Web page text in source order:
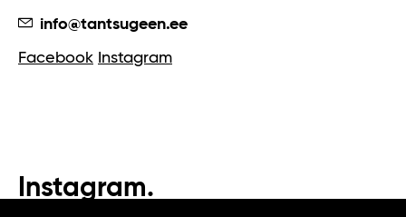
info@tantsugeen.ee
Facebook Instagram
Instagram.